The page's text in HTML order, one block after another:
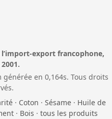
l’import-export francophone,
en 0,164s. Tous droits
· Coton · Sésame · Huile de
· Bois · tous les produits